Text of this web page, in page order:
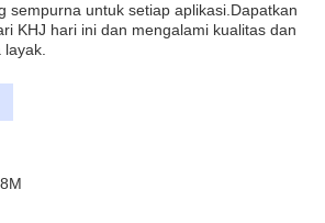
sempurna untuk setiap aplikasi.Dapatkan
KHJ hari ini dan mengalami kualitas dan